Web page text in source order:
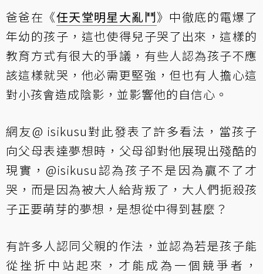
爸爸在《任天堂明星大亂鬥》中徹底的電爆了
年幼的孩子，這也使得兒子哭了出來，這樣的
教育方式有很大的爭議，有些人認為孩子不應
該這樣就哭，他必需更堅強，但也有人擔心這
對小孩會造成陰影，並影響他的自信心。
網友@ isikusu對此發表了許多看法，當孩子
向父母表達夢想時，父母卻對他展現出殘酷的
現實，@isikusu認為孩子不是因為贏不了才
哭，而是因為被大人給背叛了，大人們扼殺孩
子正要萌芽的夢想，是想從中得到甚麼？
有許多人認同父親的作法，並認為若是孩子能
從挫折中站起來，才能成為一個競爭者，